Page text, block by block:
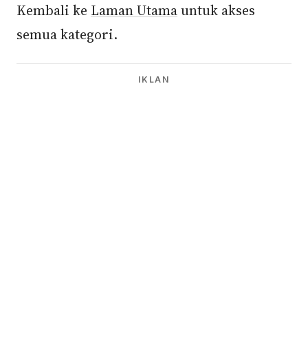
Kembali ke Laman Utamauntuk akses
semua kategori.
IKLAN